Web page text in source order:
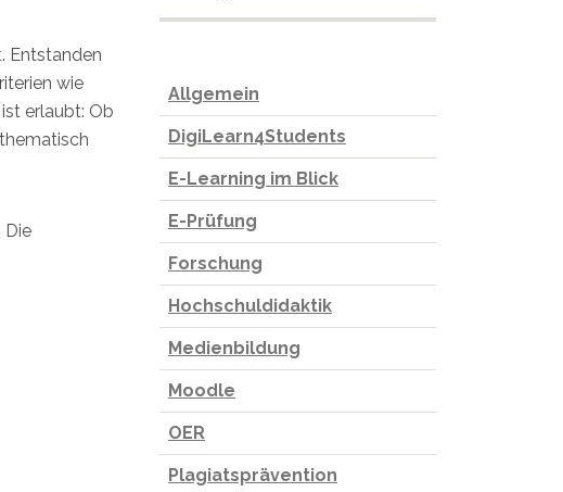
Entstanden
wie
erlaubt: Ob
Die
Allgemein
DigiLearn4Students
E-Learning im Blick
E-Prüfung
Forschung
Hochschuldidaktik
Medienbildung
Moodle
OER
Plagiatsprävention